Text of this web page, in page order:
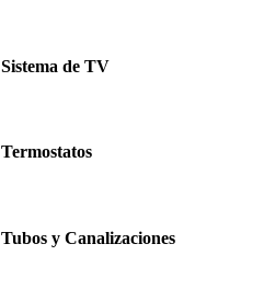
Sistema de TV
Termostatos
Tubos y Canalizaciones